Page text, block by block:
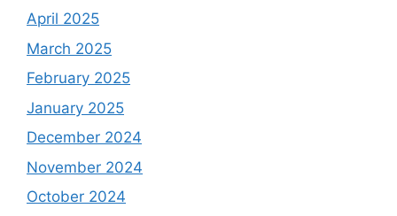
April 2025
March 2025
February 2025
January 2025
December 2024
November 2024
October 2024